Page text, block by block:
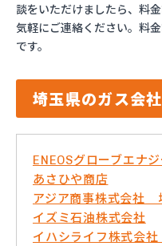
談をいただけましたら、料
気軽にご連絡ください。料
です。
埼玉県のガス会
ENEOSグローブエナ
あさひや商店
アジア商事株式会社
イズミ石油株式会社
イハシライフ株式会